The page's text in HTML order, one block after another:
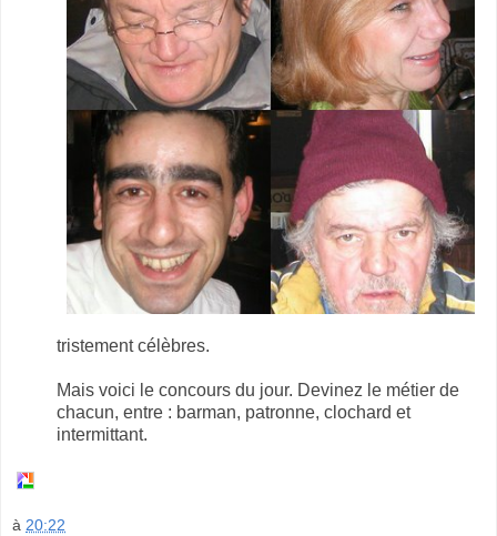
tristement célèbres.
Mais voici le concours du jour. Devinez le métier de
chacun, entre : barman, patronne, clochard et
intermittant.
à 20:22